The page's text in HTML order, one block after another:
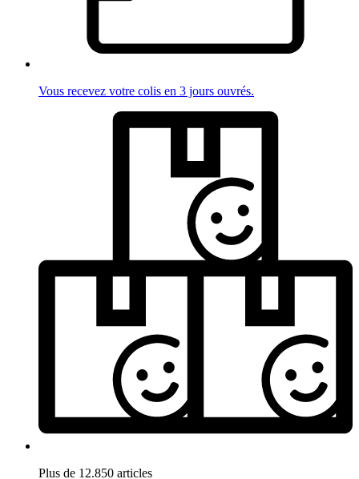
Vous recevez votre colis en 3 jours ouvrés.
Plus de 12.850 articles